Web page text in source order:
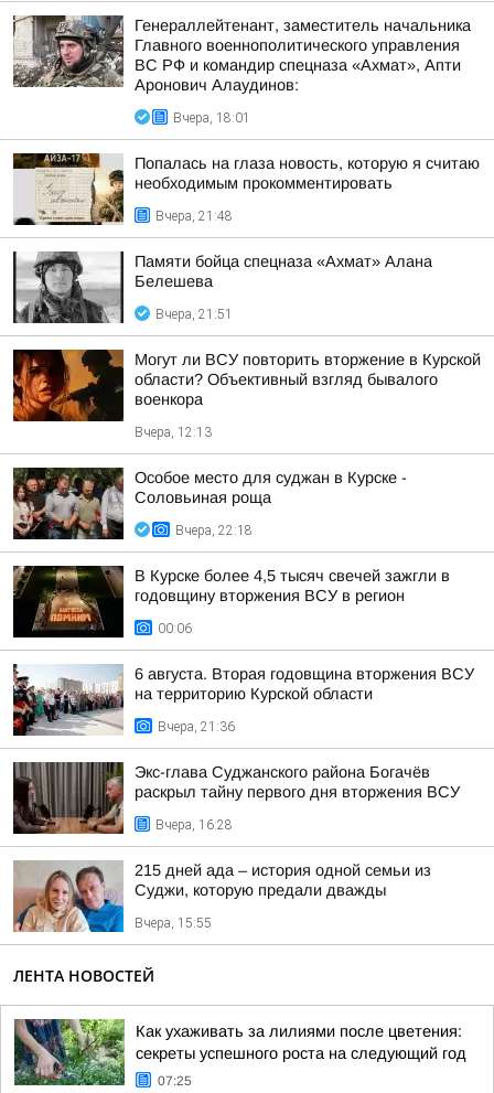
Генераллейтенант, заместитель начальника
Главного военнополитического управления
ВС РФ и командир спецназа «Ахмат», Апти
Аронович Алаудинов:
Вчера, 18:01
Попалась на глаза новость, которую я считаю
необходимым прокомментировать
Вчера, 21:48
Памяти бойца спецназа «Ахмат» Алана
Белешева
Вчера, 21:51
Могут ли ВСУ повторить вторжение в Курской
области? Объективный взгляд бывалого
военкора
Вчера, 12:13
Особое место для суджан в Курске -
Соловьиная роща
Вчера, 22:18
В Курске более 4,5 тысяч свечей зажгли в
годовщину вторжения ВСУ в регион
00:06
6 августа. Вторая годовщина вторжения ВСУ
на территорию Курской области
Вчера, 21:36
Экс-глава Суджанского района Богачёв
раскрыл тайну первого дня вторжения ВСУ
Вчера, 16:28
215 дней ада – история одной семьи из
Суджи, которую предали дважды
Вчера, 15:55
ЛЕНТА НОВОСТЕЙ
Как ухаживать за лилиями после цветения:
секреты успешного роста на следующий год
07:25